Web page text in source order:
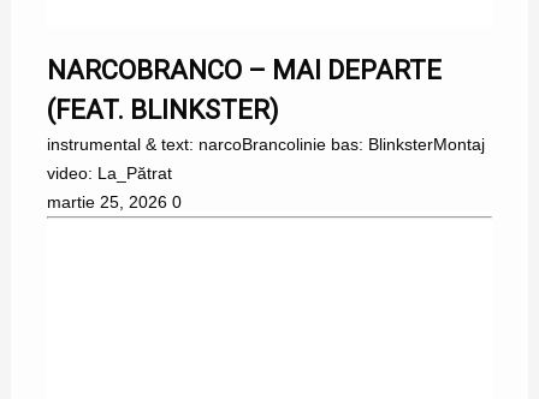
NARCOBRANCO – MAI DEPARTE
(FEAT. BLINKSTER)
instrumental & text: narcoBrancolinie bas: BlinksterMontaj
video: La_Pătrat
martie 25, 2026 0